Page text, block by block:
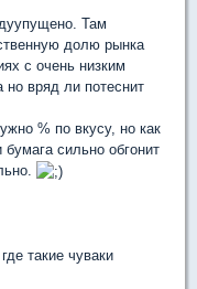
Там
долю рынка
с очень низким
но вряд ли потеснит
% по вкусу, но как
сильно обгонит
такие чуваки